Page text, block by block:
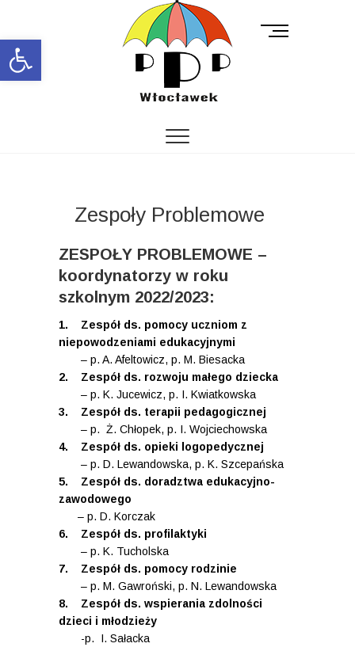
Open toolbar
M
Zespoły Problemowe
ZESPOŁY PROBLEMOWE –
koordynatorzy w roku
szkolnym 2022/2023:
1. Zespół ds. pomocy uczniom z
niepowodzeniami edukacyjnymi
– p. A. Afeltowicz, p. M. Biesacka
2. Zespół ds. rozwoju małego dziecka
– p. K. Jucewicz, p. I. Kwiatkowska
3. Zespół ds. terapii pedagogicznej
– p. Ż. Chłopek, p. I. Wojciechowska
4. Zespół ds. opieki logopedycznej
– p. D. Lewandowska, p. K. Szcepańska
5. Zespół ds. doradztwa edukacyjno-
zawodowego
– p. D. Korczak
6. Zespół ds. profilaktyki
– p. K. Tucholska
7. Zespół ds. pomocy rodzinie
– p. M. Gawroński, p. N. Lewandowska
8. Zespół ds. wspierania zdolności
dzieci i młodzieży
-p. I. Sałacka